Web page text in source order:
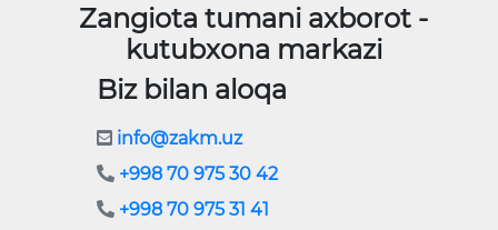
Zangiota tumani axborot -
kutubxona markazi
Biz bilan aloqa
info@zakm.uz
+998 70 975 30 42
+998 70 975 31 41